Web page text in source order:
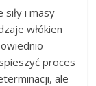
i masy
włókien
proces
ale